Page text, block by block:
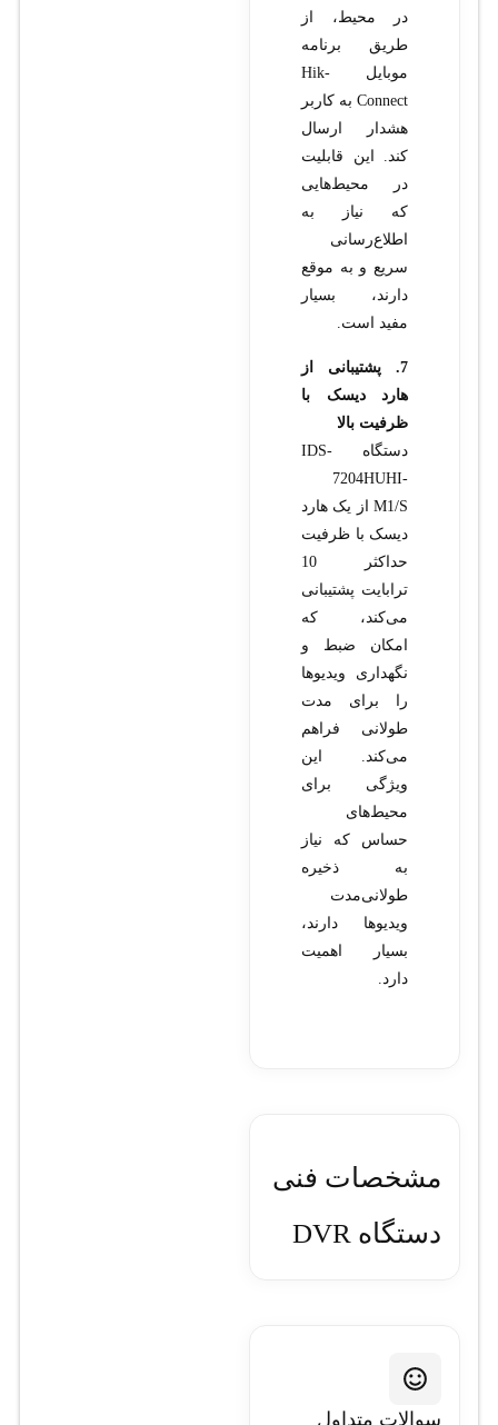
در محیط، از
طریق برنامه
موبایل Hik-
Connect به کاربر
هشدار ارسال
کند. این قابلیت
در محیط‌هایی
که نیاز به
اطلاع‌رسانی
سریع و به موقع
دارند، بسیار
مفید است.
7. پشتیبانی از
هارد دیسک با
ظرفیت بالا
دستگاه IDS-
7204HUHI-
M1/S از یک هارد
دیسک با ظرفیت
حداکثر 10
ترابایت پشتیبانی
می‌کند، که
امکان ضبط و
نگهداری ویدیوها
را برای مدت
طولانی فراهم
می‌کند. این
ویژگی برای
محیط‌های
حساس که نیاز
به ذخیره
طولانی‌مدت
ویدیوها دارند،
بسیار اهمیت
دارد.
مشخصات فنی
دستگاه DVR
7204HUHI-
سوالات متداول